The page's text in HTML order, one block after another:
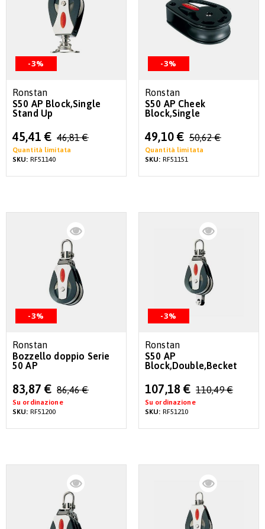
-3%
Ronstan
S50 AP Block,Single
Stand Up
Special
Price
45,41 € 46,81 €
Quantità limitata
SKU: RF51140
-3%
Ronstan
S50 AP Cheek
Block,Single
Special
Price
49,10 € 50,62 €
Quantità limitata
SKU: RF51151
-3%
Ronstan
Bozzello doppio Serie
50 AP
Special
Price
83,87 € 86,46 €
Su ordinazione
SKU: RF51200
-3%
Ronstan
S50 AP
Block,Double,Becket
Special
Price
107,18 € 110,49 €
Su ordinazione
SKU: RF51210